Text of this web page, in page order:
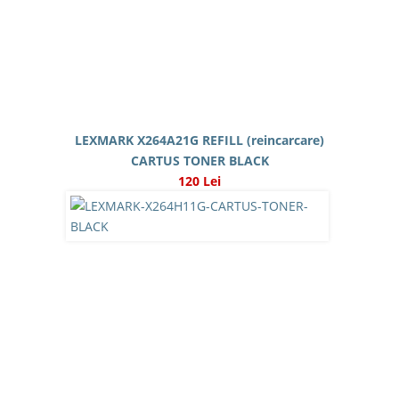
LEXMARK X264A21G REFILL (reincarcare)
CARTUS TONER BLACK
120 Lei